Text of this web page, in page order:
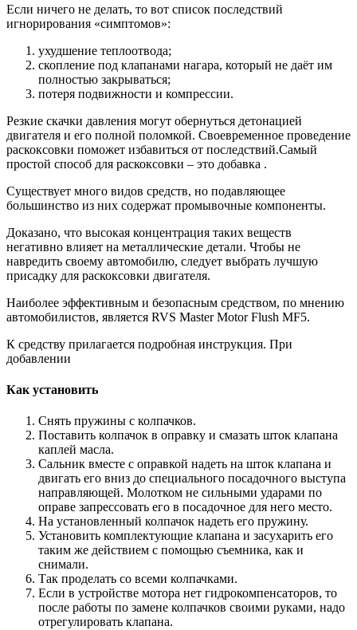
Если ничего не делать, то вот список последствий
игнорирования «симптомов»:
ухудшение теплоотвода;
скопление под клапанами нагара, который не даёт им
полностью закрываться;
потеря подвижности и компрессии.
Резкие скачки давления могут обернуться детонацией
двигателя и его полной поломкой. Своевременное проведение
раскоксовки поможет избавиться от последствий.Самый
простой способ для раскоксовки – это добавка .
Существует много видов средств, но подавляющее
большинство из них содержат промывочные компоненты.
Доказано, что высокая концентрация таких веществ
негативно влияет на металлические детали. Чтобы не
навредить своему автомобилю, следует выбрать лучшую
присадку для раскоксовки двигателя.
Наиболее эффективным и безопасным средством, по мнению
автомобилистов, является RVS Master Motor Flush MF5.
К средству прилагается подробная инструкция. При
добавлении
Как установить
Снять пружины с колпачков.
Поставить колпачок в оправку и смазать шток клапана
каплей масла.
Сальник вместе с оправкой надеть на шток клапана и
двигать его вниз до специального посадочного выступа
направляющей. Молотком не сильными ударами по
оправе запрессовать его в посадочное для него место.
На установленный колпачок надеть его пружину.
Установить комплектующие клапана и засухарить его
таким же действием с помощью съемника, как и
снимали.
Так проделать со всеми колпачками.
Если в устройстве мотора нет гидрокомпенсаторов, то
после работы по замене колпачков своими руками, надо
отрегулировать клапана.